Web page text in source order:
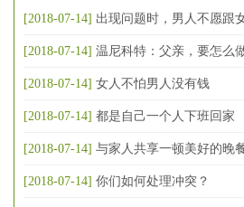
[2018-07-14] 出现问题时，男人不愿跟
[2018-07-14] 温尼科特：父亲，要怎么
[2018-07-14] 女人不怕男人没有钱
[2018-07-14] 都是自己一个人下班回家
[2018-07-14] 与家人共享一顿美好的晚
[2018-07-14] 你们如何处理冲突？